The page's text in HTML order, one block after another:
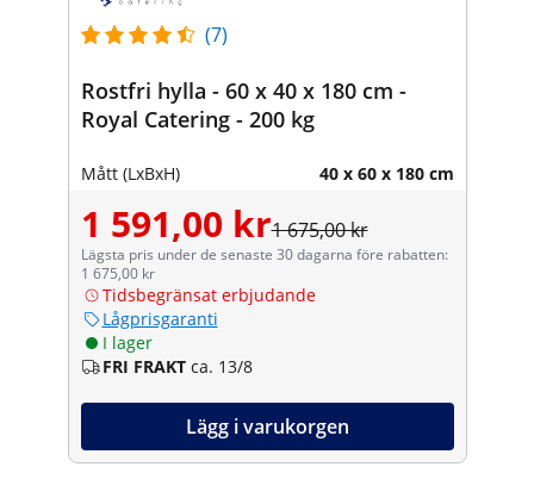
(7)
Rostfri hylla - 60 x 40 x 180 cm -
Royal Catering - 200 kg
Mått (LxBxH) 40 x 60 x 180 cm
1 591,00 kr1 675,00 kr
Lägsta pris under de senaste 30 dagarna före rabatten:
1 675,00 kr
Tidsbegränsat erbjudande
Lågprisgaranti
I lager
FRI FRAKT ca. 13/8
Lägg i varukorgen